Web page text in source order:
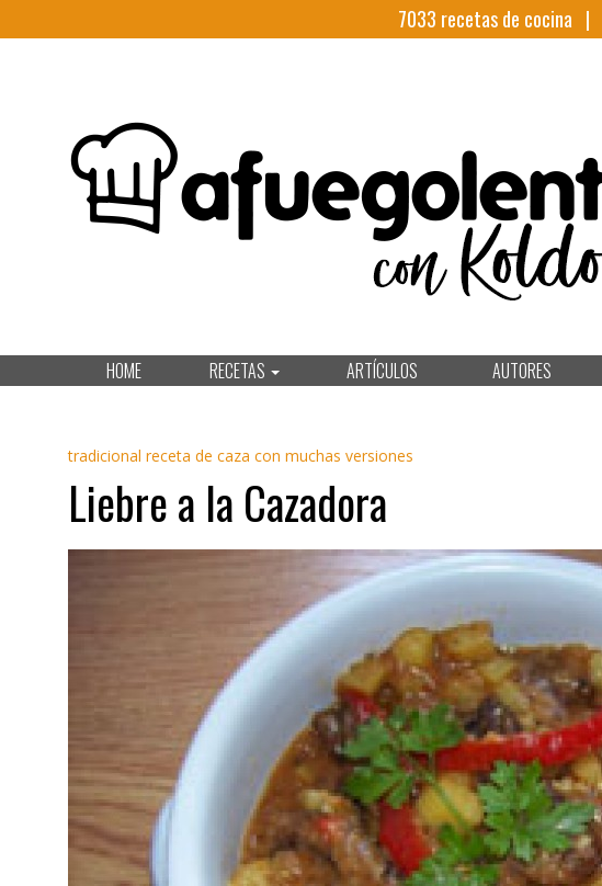
7033 recetas de cocina |
HOME RECETAS ARTÍCULOS AUTORES
tradicional receta de caza con muchas versiones
Liebre a la Cazadora